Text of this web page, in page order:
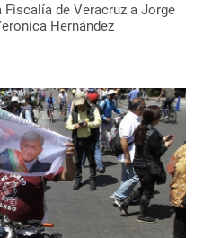
de Veracruz a Jorge
Hernández